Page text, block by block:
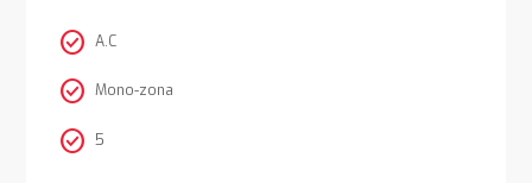
check_circle A.C
check_circle Mono-zona
check_circle 5